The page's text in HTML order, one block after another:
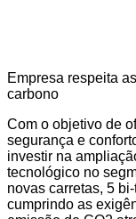
Empresa respeita
carbono
Com o objetivo de
segurança e
investir na
tecnológico no
novas carretas, 5
cumprindo as